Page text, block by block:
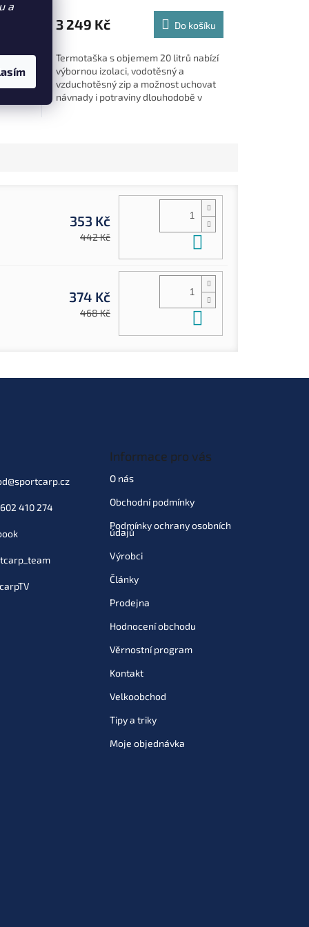
a
3 249 Kč Do košíku
Termotaška s objemem 20 litrů nabízí
výbornou izolaci, vodotěsný a
vzduchotěsný zip a možnost uchovat
návnady i potraviny dlouhodobě v
353 Kč
442 Kč
374 Kč
468 Kč
@sportcarp.cz
410 274
Informace pro vás
O nás
Obchodní podmínky
Podmínky ochrany osobních
údajů
Výrobci
Články
Prodejna
Hodnocení obchodu
Věrnostní program
Kontakt
Velkoobchod
Tipy a triky
Moje objednávka